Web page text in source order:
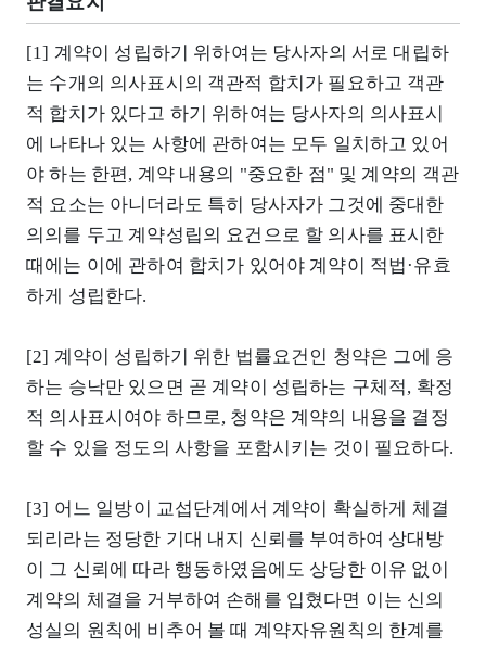
[1] 계약이 성립하기 위하여는 당사자의 서로 대립하
는 수개의 의사표시의 객관적 합치가 필요하고 객관
적 합치가 있다고 하기 위하여는 당사자의 의사표시
에 나타나 있는 사항에 관하여는 모두 일치하고 있어
야 하는 한편, 계약 내용의 "중요한 점" 및 계약의 객관
적 요소는 아니더라도 특히 당사자가 그것에 중대한
의의를 두고 계약성립의 요건으로 할 의사를 표시한
때에는 이에 관하여 합치가 있어야 계약이 적법·유효
하게 성립한다.
[2] 계약이 성립하기 위한 법률요건인 청약은 그에 응
하는 승낙만 있으면 곧 계약이 성립하는 구체적, 확정
적 의사표시여야 하므로, 청약은 계약의 내용을 결정
할 수 있을 정도의 사항을 포함시키는 것이 필요하다.
[3] 어느 일방이 교섭단계에서 계약이 확실하게 체결
되리라는 정당한 기대 내지 신뢰를 부여하여 상대방
이 그 신뢰에 따라 행동하였음에도 상당한 이유 없이
계약의 체결을 거부하여 손해를 입혔다면 이는 신의
성실의 원칙에 비추어 볼 때 계약자유원칙의 한계를